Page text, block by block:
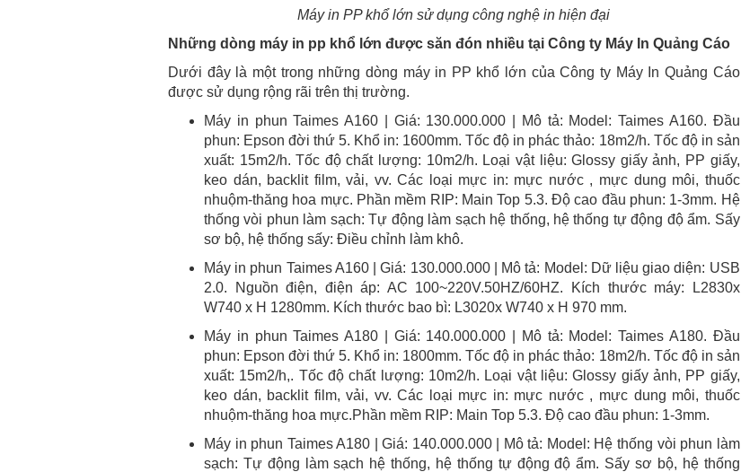
Máy in PP khổ lớn sử dụng công nghệ in hiện đại
Những dòng máy in pp khổ lớn được săn đón nhiều tại Công ty Máy In Quảng Cáo
Dưới đây là một trong những dòng máy in PP khổ lớn của Công ty Máy In Quảng Cáo
được sử dụng rộng rãi trên thị trường.
Máy in phun Taimes A160 | Giá: 130.000.000 | Mô tả: Model: Taimes A160. Đầu
phun: Epson đời thứ 5. Khổ in: 1600mm. Tốc độ in phác thảo: 18m2/h. Tốc độ in sản
xuất: 15m2/h. Tốc độ chất lượng: 10m2/h. Loại vật liệu: Glossy giấy ảnh, PP giấy,
keo dán, backlit film, vải, vv. Các loại mực in: mực nước , mực dung môi, thuốc
nhuộm-thăng hoa mực. Phần mềm RIP: Main Top 5.3. Độ cao đầu phun: 1-3mm. Hệ
thống vòi phun làm sạch: Tự động làm sạch hệ thống, hệ thống tự động độ ẩm. Sấy
sơ bộ, hệ thống sấy: Điều chỉnh làm khô.
Máy in phun Taimes A160 | Giá: 130.000.000 | Mô tả: Model: Dữ liệu giao diện: USB
2.0. Nguồn điện, điện áp: AC 100~220V.50HZ/60HZ. Kích thước máy: L2830x
W740 x H 1280mm. Kích thước bao bì: L3020x W740 x H 970 mm.
Máy in phun Taimes A180 | Giá: 140.000.000 | Mô tả: Model: Taimes A180. Đầu
phun: Epson đời thứ 5. Khổ in: 1800mm. Tốc độ in phác thảo: 18m2/h. Tốc độ in sản
xuất: 15m2/h,. Tốc độ chất lượng: 10m2/h. Loại vật liệu: Glossy giấy ảnh, PP giấy,
keo dán, backlit film, vải, vv. Các loại mực in: mực nước , mực dung môi, thuốc
nhuộm-thăng hoa mực.Phần mềm RIP: Main Top 5.3. Độ cao đầu phun: 1-3mm.
Máy in phun Taimes A180 | Giá: 140.000.000 | Mô tả: Model: Hệ thống vòi phun làm
sạch: Tự động làm sạch hệ thống, hệ thống tự động độ ẩm. Sấy sơ bộ, hệ thống